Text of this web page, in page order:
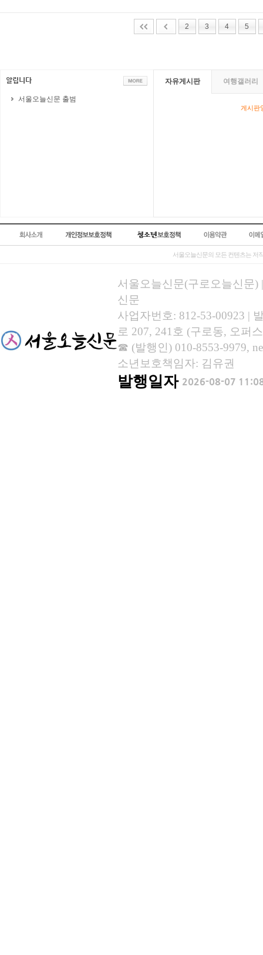
2 3 4 5
서울오늘신문 출범
자유게시판 여행갤러리
게시판
서울오늘신문의 모든 컨텐츠는 저
서울오늘신문(구로오늘신문)
신문
사업자번호: 812-53-00923 |
로 207, 241호 (구로동, 오퍼
☎ (발행인) 010-8553-9979,
소년보호책임자: 김유권
발행일자